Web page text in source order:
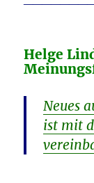
Helge
Neues
ist mit